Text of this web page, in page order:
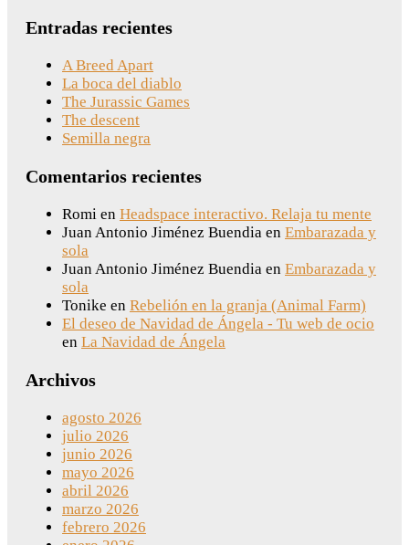
Entradas recientes
A Breed Apart
La boca del diablo
The Jurassic Games
The descent
Semilla negra
Comentarios recientes
Romi en Headspace interactivo. Relaja tu mente
Juan Antonio Jiménez Buendia en Embarazada y
sola
Juan Antonio Jiménez Buendia en Embarazada y
sola
Tonike en Rebelión en la granja (Animal Farm)
El deseo de Navidad de Ángela - Tu web de ocio
en La Navidad de Ángela
Archivos
agosto 2026
julio 2026
junio 2026
mayo 2026
abril 2026
marzo 2026
febrero 2026